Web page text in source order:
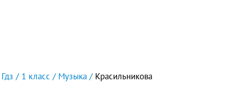
Гдз 1 класс Музыка Красильникова